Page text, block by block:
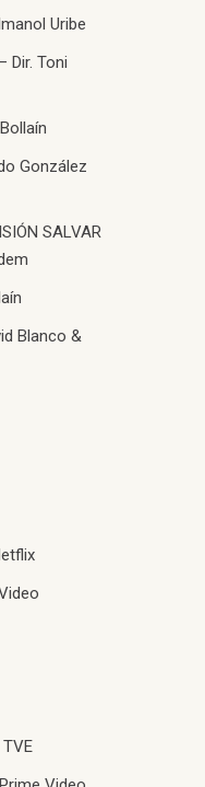
Uribe
Dir. Toni
González
SALVAR
Blanco &
TVE